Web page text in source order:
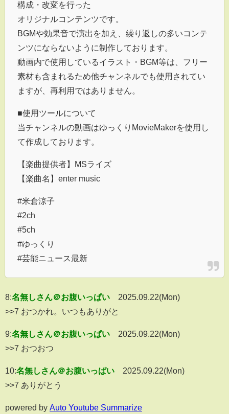
構成・改変を行った
オリジナルコンテンツです。
BGMや効果音で演出を加え、繰り返しの多いコンテ
ンツにならないように制作しております。
動画内で使用しているイラスト・BGM等は、フリー
素材も含まれるため他チャンネルでも使用されてい
ますが、再利用ではありません。
■使用ツールについて
当チャンネルの動画はゆっくりMovieMakerを使用し
て作成しております。
【楽曲提供者】MSライズ
【楽曲名】enter music
#米倉涼子
#2ch
#5ch
#ゆっくり
#芸能ニュース最新
8:名無しさん＠お腹いっぱい
2025.09.22(Mon)
>>7 おつかれ。いつもありがと
9:名無しさん＠お腹いっぱい
2025.09.22(Mon)
>>7 おつおつ
10:名無しさん＠お腹いっぱい
2025.09.22(Mon)
>>7 ありがとう
powered by Auto Youtube Summarize